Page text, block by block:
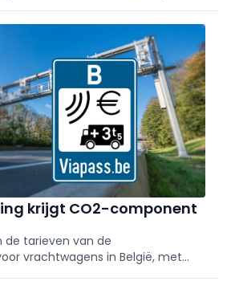
op wegen waar geen heffing
krijgt CO2-component
de tarieven van de
vrachtwagens in België, met